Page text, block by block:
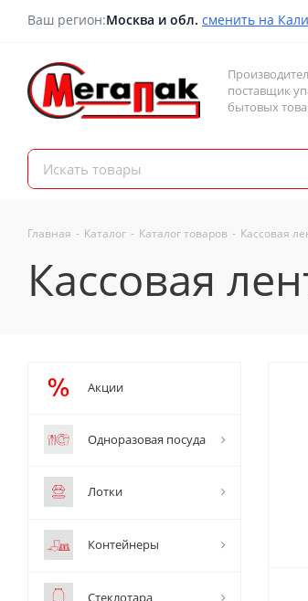
Ваш регион:Москва и обл. сменить на
поставщик
бытовых
Главная - Каталог - Каталог товаров - Кассовая
Кассовая
Акции
Одноразовая посуда
Лотки
Контейнеры
Стеклотара